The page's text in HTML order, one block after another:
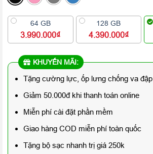
64 GB
3.990.000₫
128 GB
4.390.000₫
KHUYẾN MÃI:
Tặng cường lực, ốp lưng chống va đập
Giảm 50.000đ khi thanh toán online
Miễn phí cài đặt phần mềm
Giao hàng COD miễn phí toàn quốc
Tặng bộ sạc nhanh trị giá 250k